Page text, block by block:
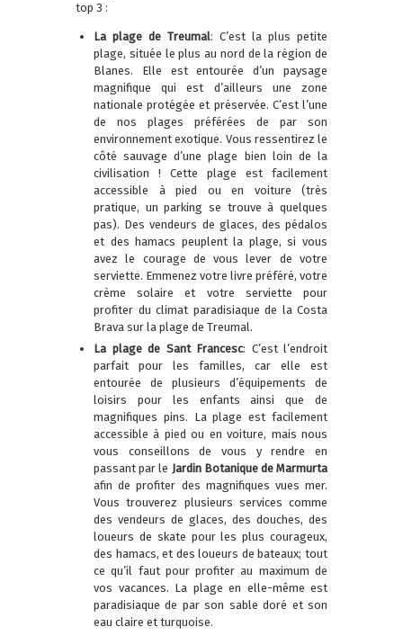
top 3 :
La plage de Treumal: C’est la plus petite
plage, située le plus au nord de la région de
Blanes. Elle est entourée d’un paysage
magnifique qui est d’ailleurs une zone
nationale protégée et préservée. C’est l’une
de nos plages préférées de par son
environnement exotique. Vous ressentirez le
côté sauvage d’une plage bien loin de la
civilisation ! Cette plage est facilement
accessible à pied ou en voiture (très
pratique, un parking se trouve à quelques
pas). Des vendeurs de glaces, des pédalos
et des hamacs peuplent la plage, si vous
avez le courage de vous lever de votre
serviette. Emmenez votre livre préféré, votre
crème solaire et votre serviette pour
profiter du climat paradisiaque de la Costa
Brava sur la plage de Treumal.
La plage de Sant Francesc: C’est l’endroit
parfait pour les familles, car elle est
entourée de plusieurs d’équipements de
loisirs pour les enfants ainsi que de
magnifiques pins. La plage est facilement
accessible à pied ou en voiture, mais nous
vous conseillons de vous y rendre en
passant par le Jardin Botanique de Marmurta
afin de profiter des magnifiques vues mer.
Vous trouverez plusieurs services comme
des vendeurs de glaces, des douches, des
loueurs de skate pour les plus courageux,
des hamacs, et des loueurs de bateaux; tout
ce qu’il faut pour profiter au maximum de
vos vacances. La plage en elle-même est
paradisiaque de par son sable doré et son
eau claire et turquoise.